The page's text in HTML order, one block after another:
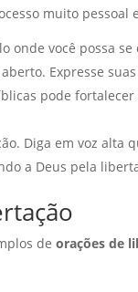
muito pessoal
onde você possa
Expresse
pode fortalecer
Diga em voz alta
a Deus pela
deorações de